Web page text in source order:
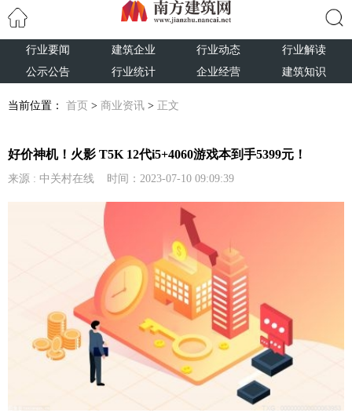
行业要闻 建筑企业 行业动态
行业解读
公示公告
行业统计 企业经营 建筑知识
当前位置： 首页 > 商业资讯 > 正文
好价神机！火影 T5K 12代i5+4060游戏本到手5399元！
来源 : 中关村在线 时间：2023-07-10 09:09:39